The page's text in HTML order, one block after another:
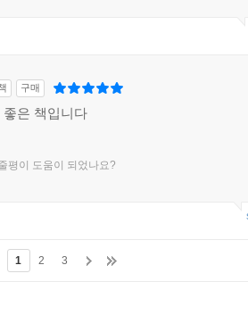
구매
좋은 책입니다
평이 도움이 되었나요?
1 2 3